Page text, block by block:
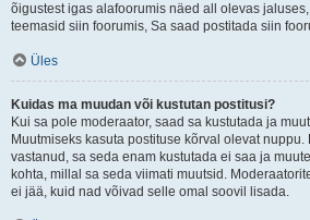
õigustest igas alafoorumis näed all olevas
teemasid siin foorumis, Sa saad postitada siin
Üles
Kuidas ma muudan või kustutan postitusi?
Kui sa pole moderaator, saad sa kustutada ja
Muutmiseks kasuta postituse kõrval olevat
vastanud, sa seda enam kustutada ei saa ja
kohta, millal sa seda viimati muutsid.
ei jää, kuid nad võivad selle omal soovil lisada.